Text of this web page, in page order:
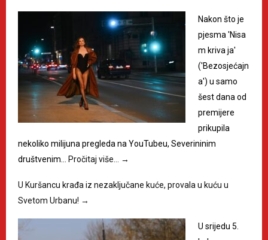
Nakon što je
pjesma 'Nisa
m kriva ja'
('Bezosjećajn
a') u samo
šest dana od
premijere
prikupila
nekoliko milijuna pregleda na YouTubeu, Severininim
društvenim… Pročitaj više… →
U Kuršancu krađa iz nezaključane kuće, provala u kuću u
Svetom Urbanu! →
U srijedu 5.